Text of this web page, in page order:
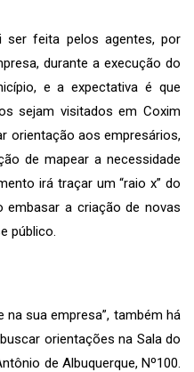
ser feita pelos agentes, por
durante a execução do
e a expectativa é que
sejam visitados em Coxim
orientação aos empresários,
de mapear a necessidade
irá traçar um “raio x” do
a criação de novas
público.
na sua empresa”, também há
orientações na Sala do
de Albuquerque, Nº100.